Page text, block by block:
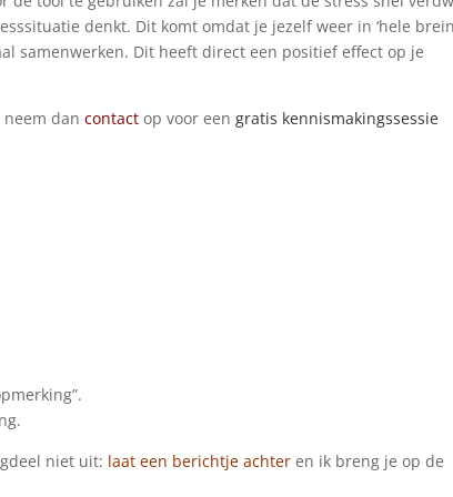
denkt. Dit komt omdat je jezelf weer in ‘hele
samenwerken. Dit heeft direct een positief effect op je
neem dancontact op voor eengratis kennismakingssessie
niet uit: laat een berichtje achter en ik breng je op de